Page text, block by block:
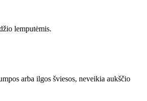
lemputėmis.
arba ilgos šviesos, neveikia aukščio